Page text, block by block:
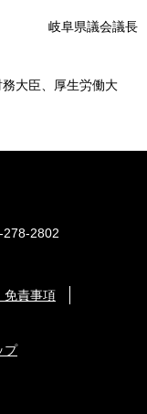
岐阜県議会議長
大臣、厚生労働大
2802
免責事項
プ